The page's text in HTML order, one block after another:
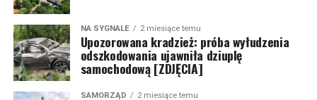
NA SYGNALE 2 miesiące temu
Upozorowana kradzież: próba wyłudzenia
odszkodowania ujawniła dziuplę
samochodową [ZDJĘCIA]
SAMORZĄD 2 miesiące temu